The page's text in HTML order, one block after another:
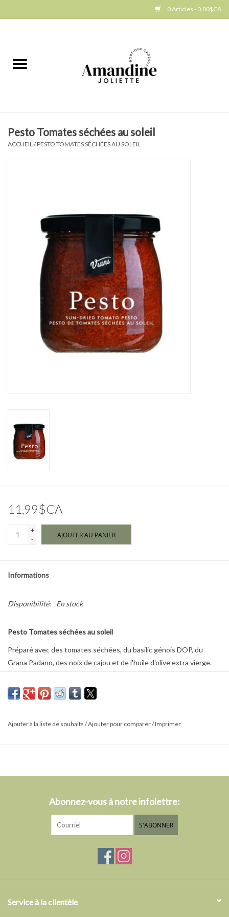
0 Articles - 0,00$CA
Art de la table
Cadeau Thématique
Accessoire Mode
Parfumerie
Vente
Gift cards
Pesto Tomates séchées au soleil
ACCUEIL /PESTO TOMATES SÉCHÉES AU SOLEIL
11,99$CA
+
-
AJOUTER AU PANIER
Informations
Disponibilité: En stock
Pesto Tomates séchées au soleil
Préparé avec des tomates séchées, du basilic génois DOP, du
Grana Padano, des noix de cajou et de l'huile d'olive extra vierge.
ail. Il peut être utilisé comme pesto avec des pâtes chaudes ainsi
- 180g
Ajouter à la liste de souhaits /Ajouter pour comparer/Imprimer
Abonnez-vous à notre infolettre:
S'ABONNER
Service à la clientèle